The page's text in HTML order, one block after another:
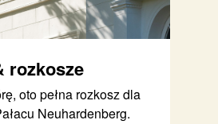
rozkosze
oto pełna rozkosz dla
Neuhardenberg.